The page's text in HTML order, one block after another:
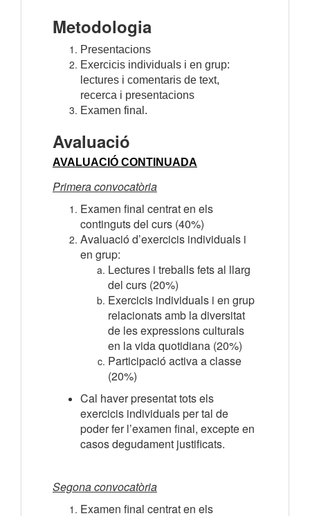
Metodologia
Presentacions
Exercicis individuals i en grup:
lectures i comentaris de text,
recerca i presentacions
Examen final.
Avaluació
AVALUACIÓ CONTINUADA
Primera convocatòria
Examen final centrat en els
continguts del curs (40%)
Avaluació d’exercicis individuals i
en grup:
Lectures i treballs fets al llarg
del curs (20%)
Exercicis individuals i en grup
relacionats amb la diversitat
de les expressions culturals
en la vida quotidiana (20%)
Participació activa a classe
(20%)
Cal haver presentat tots els
exercicis individuals per tal de
poder fer l’examen final, excepte en
casos degudament justificats.
Segona convocatòria
Examen final centrat en els